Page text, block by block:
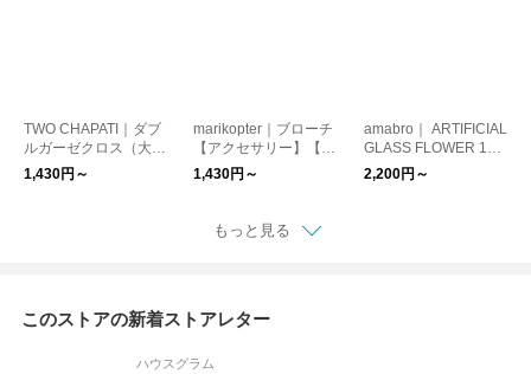
TWO CHAPATI｜ダブ
ルガーゼクロス（大判
ハンカチ）【プレゼン
ト】【バレンタイン】
1,430円～
marikopter｜ブローチ
【アクセサリー】【プ
レゼント】
1,430円～
amabro｜ ARTIFICIAL
GLASS FLOWER 16
種類【インテリア ガ
ラス製 オブジェ ガー
2,200円～
もっと見る
このストアの新着ストアレター
ハウスグラム